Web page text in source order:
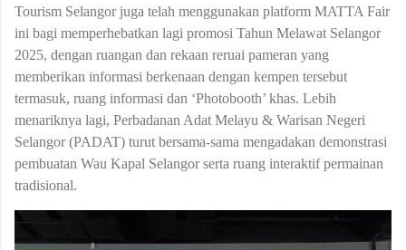
Tourism Selangor juga telah menggunakan platform MATTA Fair
ini bagi memperhebatkan lagi promosi Tahun Melawat Selangor
2025, dengan ruangan dan rekaan reruai pameran yang
memberikan informasi berkenaan dengan kempen tersebut
termasuk, ruang informasi dan ‘Photobooth’ khas. Lebih
menariknya lagi, Perbadanan Adat Melayu & Warisan Negeri
Selangor (PADAT) turut bersama-sama mengadakan demonstrasi
pembuatan Wau Kapal Selangor serta ruang interaktif permainan
tradisional.